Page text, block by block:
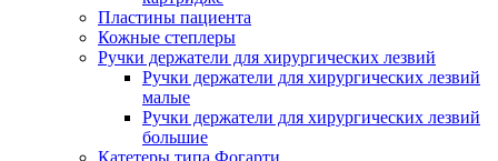
Пластины пациента
Кожные степлеры
Ручки держатели для хирургических лезвий
Ручки держатели для хирургических лезвий
малые
Ручки держатели для хирургических лезвий
большие
Катетеры типа Фогарти